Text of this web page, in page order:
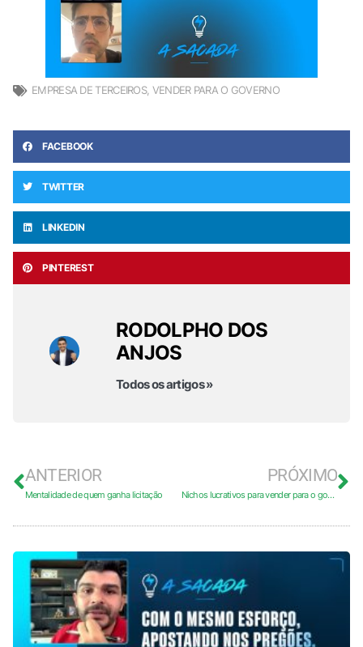
EMPRESA DE TERCEIROS, VENDER PARA O GOVERNO
FACEBOOK
TWITTER
LINKEDIN
PINTEREST
RODOLPHO DOS
ANJOS
Todos os artigos »
ANTERIOR
Mentalidade de quem ganha licitação
PRÓXIMO
Nichos lucrativos para vender para o governo: 7 nichos promissores